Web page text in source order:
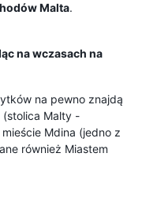
Malta.
na wczasach na
na pewno znajdą
(stolica Malty -
Mdina (jedno z
również Miastem